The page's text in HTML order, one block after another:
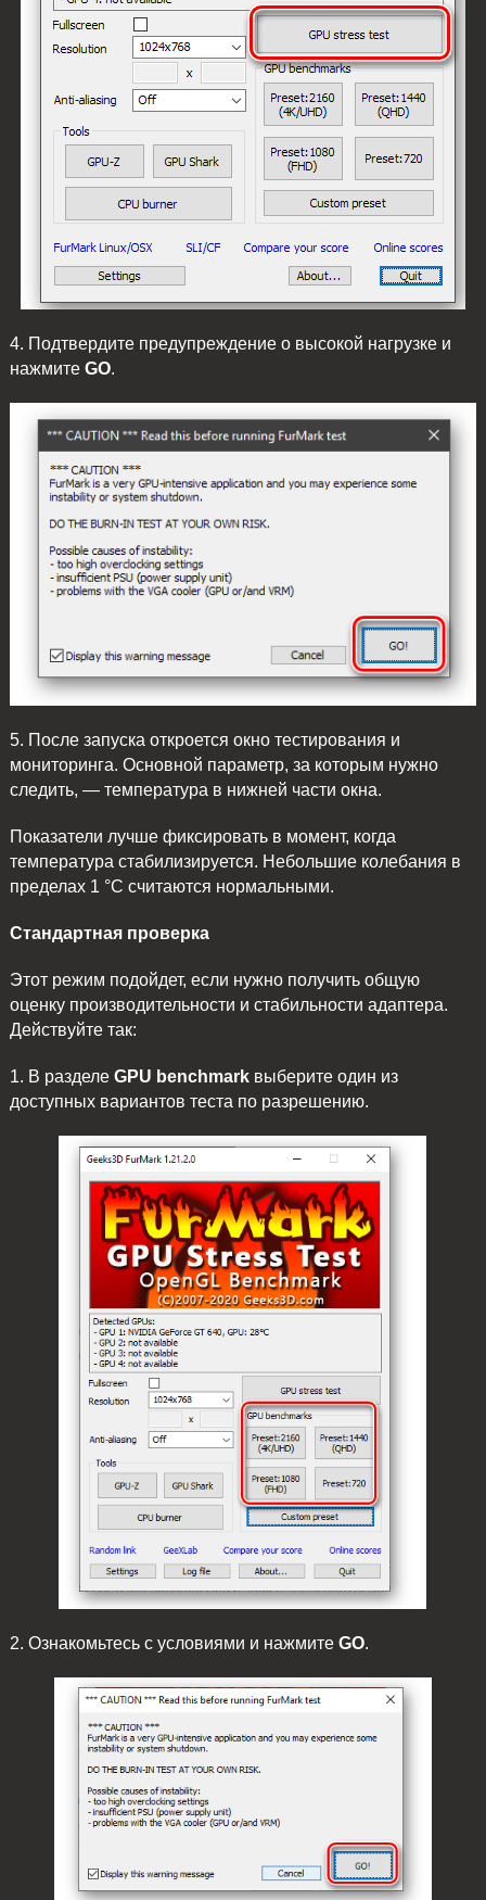
4. Подтвердите предупреждение о высокой нагрузке и
нажмите GO.
5. После запуска откроется окно тестирования и
мониторинга. Основной параметр, за которым нужно
следить, — температура в нижней части окна.
Показатели лучше фиксировать в момент, когда
температура стабилизируется. Небольшие колебания в
пределах 1 °C считаются нормальными.
Стандартная проверка
Этот режим подойдет, если нужно получить общую
оценку производительности и стабильности адаптера.
Действуйте так:
1. В разделе GPU benchmarkвыберите один из
доступных вариантов теста по разрешению.
2. Ознакомьтесь с условиями и нажмите GO.